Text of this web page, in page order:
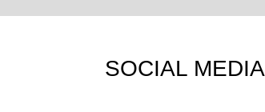
SOCIAL MEDIA